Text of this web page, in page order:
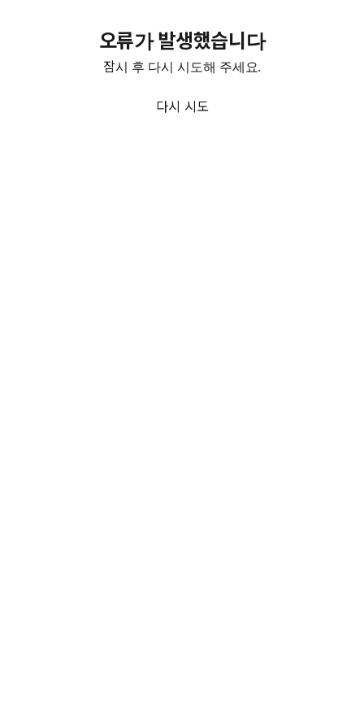
오류가 발생했습니다
잠시 후 다시 시도해 주세요.
다시 시도